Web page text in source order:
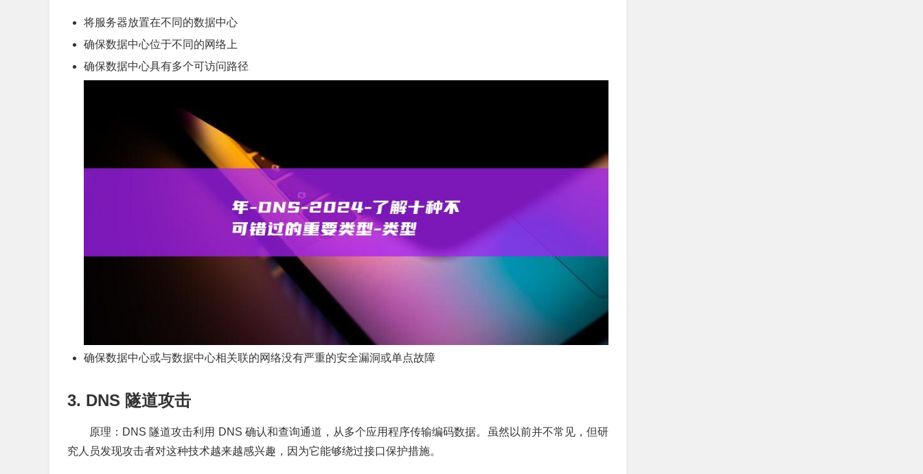
将服务器放置在不同的数据中心
确保数据中心位于不同的网络上
确保数据中心具有多个可访问路径
确保数据中心或与数据中心相关联的网络没有严重的安全漏洞或单点故障
3. DNS 隧道攻击
原理：DNS 隧道攻击利用 DNS 确认和查询通道，从多个应用程序传输编码数据。虽然以前并不常见，但研
究人员发现攻击者对这种技术越来越感兴趣，因为它能够绕过接口保护措施。